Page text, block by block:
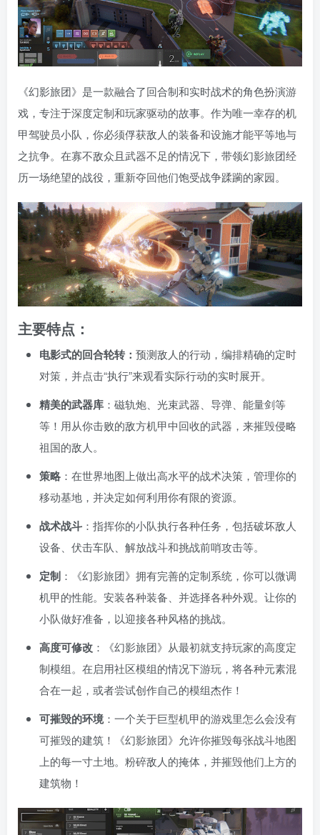
《幻影旅团》是一款融合了回合制和实时战术的角色扮演游
戏，专注于深度定制和玩家驱动的故事。作为唯一幸存的机
甲驾驶员小队，你必须俘获敌人的装备和设施才能平等地与
之抗争。在寡不敌众且武器不足的情况下，带领幻影旅团经
历一场绝望的战役，重新夺回他们饱受战争蹂躏的家园。
主要特点：
电影式的回合轮转： 预测敌人的行动，编排精确的定时
对策，并点击“执行”来观看实际行动的实时展开。
精美的武器库 ：磁轨炮、光束武器、导弹、能量剑等
等！用从你击败的敌方机甲中回收的武器，来摧毁侵略
祖国的敌人。
策略 ：在世界地图上做出高水平的战术决策，管理你的
移动基地，并决定如何利用你有限的资源。
战术战斗 ：指挥你的小队执行各种任务，包括破坏敌人
设备、伏击车队、解放战斗和挑战前哨攻击等。
定制 ：《幻影旅团》拥有完善的定制系统，你可以微调
机甲的性能。安装各种装备、并选择各种外观。让你的
小队做好准备，以迎接各种风格的挑战。
高度可修改 ：《幻影旅团》从最初就支持玩家的高度定
制模组。在启用社区模组的情况下游玩，将各种元素混
合在一起，或者尝试创作自己的模组杰作！
可摧毁的环境：一个关于巨型机甲的游戏里怎么会没有
可摧毁的建筑！《幻影旅团》允许你摧毁每张战斗地图
上的每一寸土地。粉碎敌人的掩体，并摧毁他们上方的
建筑物！